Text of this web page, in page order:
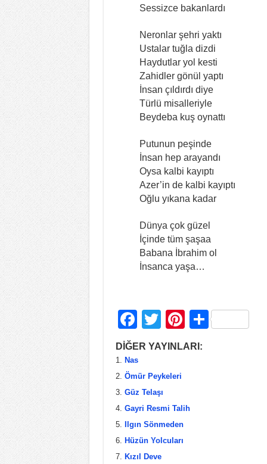
Sessizce bakanlardı
Neronlar şehri yaktı
Ustalar tuğla dizdi
Haydutlar yol kesti
Zahidler gönül yaptı
İnsan çıldırdı diye
Türlü misalleriyle
Beydeba kuş oynattı
Putunun peşinde
İnsan hep arayandı
Oysa kalbi kayıptı
Azer’in de kalbi kayıptı
Oğlu yıkana kadar
Dünya çok güzel
İçinde tüm şaşaa
Babana İbrahim ol
İnsanca yaşa…
F
a
c
e
b
o
o
k
T
wi
er
Pi
nt
S
DİĞER YAYINLARI:
Nas
Ömür Peykeleri
Güz Telaşı
Gayri Resmi Talih
Ilgın Sönmeden
Hüzün Yolcuları
Kızıl Deve